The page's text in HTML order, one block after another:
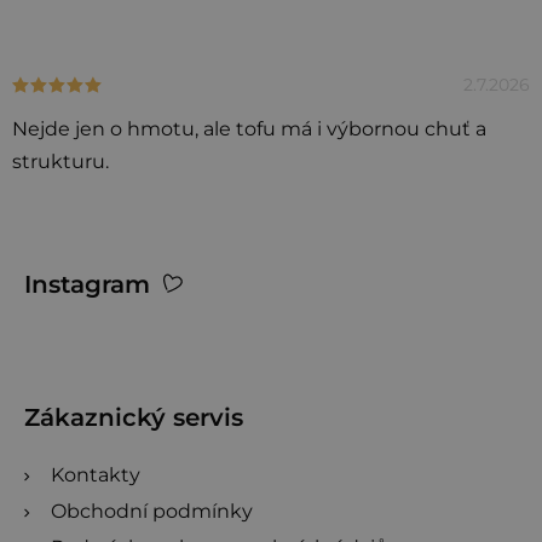
h
d
n
Hodnocení produktu je 5 z 5 hvězdiček. 2.7.2026
Nejde jen o hmotu, ale tofu má i výbornou chuť a
strukturu.
Instagram
Zákaznický servis
Kontakty
Obchodní podmínky